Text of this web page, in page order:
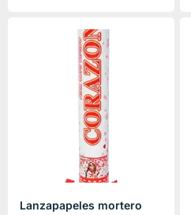
Lanzapapeles mortero